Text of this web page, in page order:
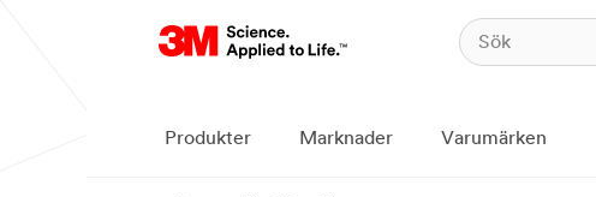
Produkter Marknader Varumärken